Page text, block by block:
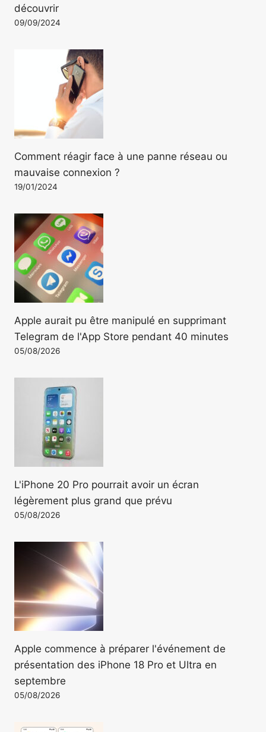
découvrir
09/09/2024
Comment réagir face à une panne réseau ou
mauvaise connexion ?
19/01/2024
Apple aurait pu être manipulé en supprimant
Telegram de l'App Store pendant 40 minutes
05/08/2026
L'iPhone 20 Pro pourrait avoir un écran
légèrement plus grand que prévu
05/08/2026
Apple commence à préparer l'événement de
présentation des iPhone 18 Pro et Ultra en
septembre
05/08/2026